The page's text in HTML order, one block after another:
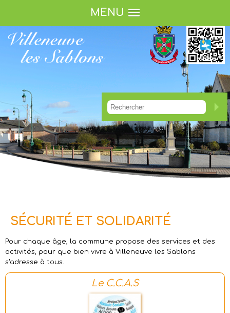
MENU
SÉCURITÉ ET SOLIDARITÉ
Pour chaque âge, la commune propose des services et des
activités, pour que bien vivre à Villeneuve les Sablons
s'adresse à tous.
Le C.C.A.S